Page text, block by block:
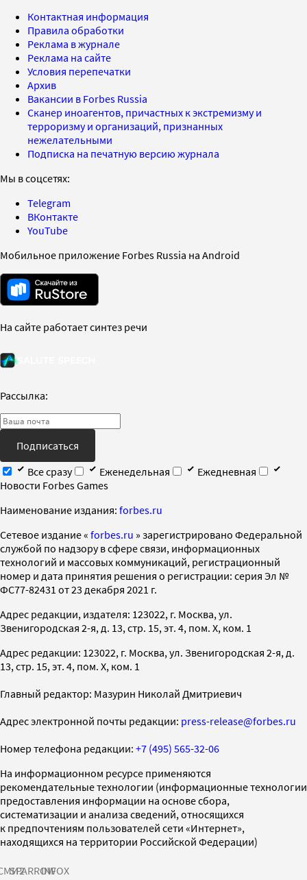
Контактная информация
Правила обработки
Реклама в журнале
Реклама на сайте
Условия перепечатки
Архив
Вакансии в Forbes Russia
Сканер иноагентов, причастных к экстремизму и
терроризму и организаций, признанных
нежелательными
Подписка на печатную версию журнала
Мы в соцсетях:
Telegram
ВКонтакте
YouTube
Мобильное приложение Forbes Russia на Android
На сайте работает синтез речи
Рассылка:
Подписаться
Все сразу
Еженедельная
Ежедневная
Новости Forbes Games
Наименование издания: forbes.ru
Cетевое издание « forbes.ru » зарегистрировано Федеральной
службой по надзору в сфере связи, информационных
технологий и массовых коммуникаций, регистрационный
номер и дата принятия решения о регистрации: серия Эл №
ФС77-82431 от 23 декабря 2021 г.
Адрес редакции, издателя: 123022, г. Москва, ул.
Звенигородская 2-я, д. 13, стр. 15, эт. 4, пом. X, ком. 1
Адрес редакции: 123022, г. Москва, ул. Звенигородская 2-я, д.
13, стр. 15, эт. 4, пом. X, ком. 1
Главный редактор: Мазурин Николай Дмитриевич
Адрес электронной почты редакции: press-release@forbes.ru
Номер телефона редакции: +7 (495) 565-32-06
На информационном ресурсе применяются
рекомендательные технологии (информационные технологии
предоставления информации на основе сбора,
систематизации и анализа сведений, относящихся
к предпочтениям пользователей сети «Интернет»,
находящихся на территории Российской Федерации)
SPARROWINFOX